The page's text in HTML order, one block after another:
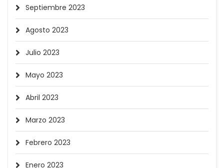
Septiembre 2023
Agosto 2023
Julio 2023
Mayo 2023
Abril 2023
Marzo 2023
Febrero 2023
Enero 2023